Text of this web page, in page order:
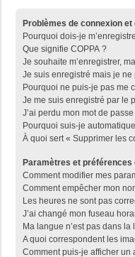
Problèmes de connexion et
Pourquoi dois-je
Que signifie COPPA ?
Je souhaite m’enregistrer,
Je suis enregistré mais je
Pourquoi ne puis-je pas me
Je me suis enregistré par le
J’ai perdu mon mot de passe
Pourquoi suis-je
À quoi sert « Supprimer les
Paramètres et préférences
Comment modifier mes
Comment empêcher mon
Les heures ne sont pas
J’ai changé mon fuseau
Ma langue n’est pas dans la
A quoi correspondent les
Comment puis-je afficher un